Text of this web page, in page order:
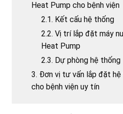
Heat Pump cho bệnh viện
2.1. Kết cấu hệ thống
2.2. Vị trí lắp đặt máy
Heat Pump
2.3. Dự phòng hệ thống
3. Đơn vị tư vấn lắp đặt
cho bệnh viện uy tín